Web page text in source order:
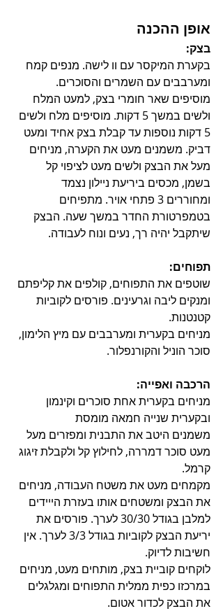
אופן ההכנה
בצק:
בקערת המיקסר עם וו לישה. מנפים קמח
ומערבבים עם השמרים והסוכרים.
מוסיפים שאר חומרי בצק, למעט המלח
ולשים במשך 5 דקות. מוסיפים מלח ולשים
5 דקות נוספות עד קבלת בצק אחיד ומעט
דביק. משמנים מעט את הקערה, מניחים
מעל את הבצק ולשים מעט לציפוי קל
בשמן, מכסים ביריעת ניילון נצמד
ומחוררים 3 פתחי אויר. מתפיחים
בטמפרטורת החדר במשך שעה. הבצק
שיתקבל יהיה רך, נעים ונוח לעבודה.
תפוחים:
שוטפים את התפוחים, קולפים את קליפתם
ומנקים ליבה וגרעינים. פורסים לקוביות
קטנטנות.
מניחים בקערית ומערבבים עם מיץ הלימון,
סוכר הוניל והקורנפלור.
הרכבה ואפייה:
מניחים בקערית אחת סוכרים וקינמון
ובקערית שנייה חמאה מומסת
משמנים היטב את התבנית ומפזרים מעל
מעט סוכר דמררה, לחילוץ קל ולקבלת זיגוג
קרמל.
מקמחים מעט את משטח העבודה, מניחים
את הבצק ומשטחים אותו בעזרת הייידים
למלבן בגודל 30/30 לערך. פורסים את
יריעת הבצק לקוביות בגודל 3/3 לערך. אין
חשיבות לדיוק.
לוקחים קוביית בצק, מותחים מעט, מניחים
במרכזו כפית ממלית התפוחים ומגלגלים
את הבצק לכדור אטום.